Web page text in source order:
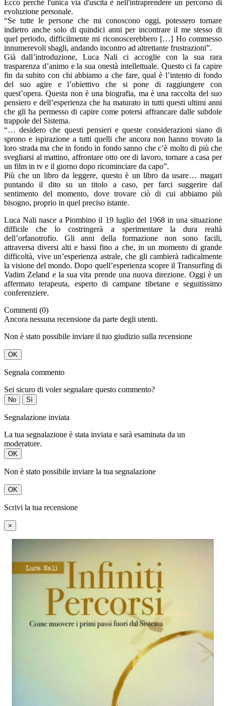
Ecco perché l'unica via d'uscita è nell'intraprendere un percorso di
evoluzione personale.
“Se tutte le persone che mi conoscono oggi, potessero tornare
indietro anche solo di quindici anni per incontrare il me stesso di
quel periodo, difficilmente mi riconoscerebbero […] Ho commesso
innumerevoli sbagli, andando incontro ad altrettante frustrazioni”.
Già dall’introduzione, Luca Nali ci accoglie con la sua rara
trasparenza d’animo e la sua onestà intellettuale. Questo ci fa capire
fin da subito con chi abbiamo a che fare, qual è l’intento di fondo
del suo agire e l’obiettivo che si pone di raggiungere con
quest’opera. Questa non è una biografia, ma è una raccolta del suo
pensiero e dell’esperienza che ha maturato in tutti questi ultimi anni
che gli ha permesso di capire come potersi affrancare dalle subdole
trappole del Sistema.
“… desidero che questi pensieri e queste considerazioni siano di
sprono e ispirazione a tutti quelli che ancora non hanno trovato la
loro strada ma che in fondo in fondo sanno che c’è molto di più che
svegliarsi al mattino, affrontare otto ore di lavoro, tornare a casa per
un film in tv e il giorno dopo ricominciare da capo”.
Più che un libro da leggere, questo è un libro da usare… magari
puntando il dito su un titolo a caso, per farci suggerire dal
sentimento del momento, dove trovare ciò di cui abbiamo più
bisogno, proprio in quel preciso istante.
Luca Nali nasce a Piombino il 19 luglio del 1968 in una situazione
difficile che lo costringerà a sperimentare la dura realtà
dell’orfanotrofio. Gli anni della formazione non sono facili,
attraversa diversi alti e bassi fino a che, in un momento di grande
difficoltà, vive un’esperienza astrale, che gli cambierà radicalmente
la visione del mondo. Dopo quell’esperienza scopre il Transurfing di
Vadim Zeland e la sua vita prende una nuova direzione. Oggi è un
affermato terapeuta, esperto di campane tibetane e seguitissimo
conferenziere.
Commenti (0)
Ancora nessuna recensione da parte degli utenti.
Non è stato possibile inviare il tuo giudizio sulla recensione
OK
Segnala commento
Sei sicuro di voler segnalare questo commento?
No Sì
Segnalazione inviata
La tua segnalazione è stata inviata e sarà esaminata da un
moderatore.
OK
Non è stato possibile inviare la tua segnalazione
OK
Scrivi la tua recensione
×